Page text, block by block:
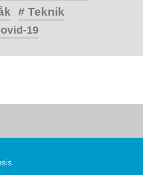
# Teknik
19